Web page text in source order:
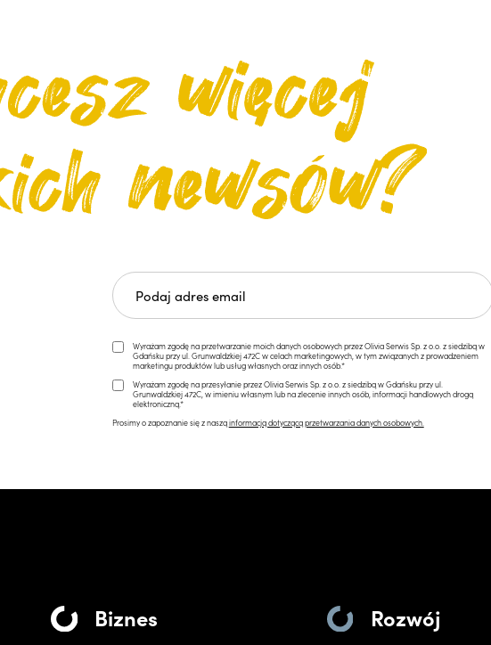
Wyrażam zgodę na przetwarzanie moich danych osobowych przez Olivia Serwis Sp. z o.o. z siedzibą w
Gdańsku przy ul. Grunwaldzkiej 472C w celach marketingowych, w tym związanych z prowadzeniem
marketingu produktów lub usług własnych oraz innych osób.*
Wyrażam zgodę na przesyłanie przez Olivia Serwis Sp. z o.o. z siedzibą w Gdańsku przy ul.
Grunwaldzkiej 472C, w imieniu własnym lub na zlecenie innych osób, informacji handlowych drogą
elektroniczną.*
Prosimy o zapoznanie się z nasząinformacją dotyczącą przetwarzania danych osobowych.
Biznes Rozwój